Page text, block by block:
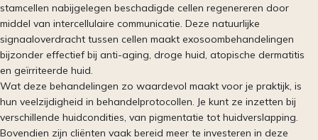
stamcellen nabijgelegen beschadigde cellen regenereren door
middel van intercellulaire communicatie. Deze natuurlijke
signaaloverdracht tussen cellen maakt exosoombehandelingen
bijzonder effectief bij anti-aging, droge huid, atopische dermatitis
en geïrriteerde huid.
Wat deze behandelingen zo waardevol maakt voor je praktijk, is
hun veelzijdigheid in behandelprotocollen. Je kunt ze inzetten bij
verschillende huidcondities, van pigmentatie tot huidverslapping.
Bovendien zijn cliënten vaak bereid meer te investeren in deze